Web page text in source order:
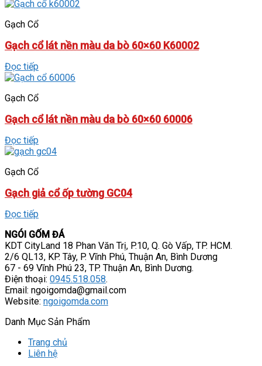
Gạch Cổ
Gạch cổ lát nền màu da bò 60×60 K60002
Đọc tiếp
Gạch Cổ
Gạch cổ lát nền màu da bò 60×60 60006
Đọc tiếp
Gạch Cổ
Gạch giả cổ ốp tường GC04
Đọc tiếp
NGÓI GỐM ĐÁ
KDT CityLand 18 Phan Văn Trị, P.10, Q. Gò Vấp, TP. HCM.
2/6 QL13, KP. Tây, P. Vĩnh Phú, Thuận An, Bình Dương
67 - 69 Vĩnh Phú 23, TP. Thuận An, Bình Dương.
Điện thoại: 0945.518.058.
Email: ngoigomda@gmail.com
Website: ngoigomda.com
Danh Mục Sản Phẩm
Trang chủ
Liên hệ